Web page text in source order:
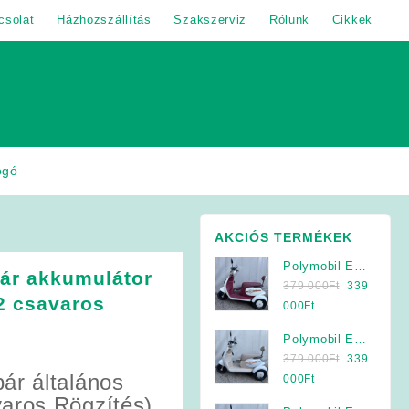
Házhozszállítás Szakszerviz Rólunk Cikkek
akkumulátor
csavaros
általános
AKCIÓS TERMÉKEK
Polymobil E-
MOB 40/A
Elektromos
Jármű (Krém-
Bordó)
379 000Ft Original
379
000Ft.
339
000FtCurrent
is:
339
000Ft.
Polymobil E-
MOB 40/A
Elektromos
379 000Ft Original
339
000FtCurrent